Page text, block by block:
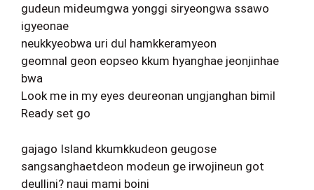
gudeun mideumgwa yonggi siryeongwa ssawo
igyeonae
neukkyeobwa uri dul hamkkeramyeon
geomnal geon eopseo kkum hyanghae jeonjinhae
bwa
Look me in my eyes deureonan ungjanghan bimil
Ready set go
gajago Island kkumkkudeon geugose
sangsanghaetdeon modeun ge irwojineun got
deullini? naui mami boini